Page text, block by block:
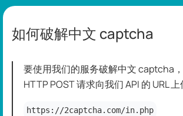
如何破解中文 captcha
要使用我们的服务破解中文 captcha
HTTP POST 请求向我们 API 的 URL 上
https://2captcha.com/in.php